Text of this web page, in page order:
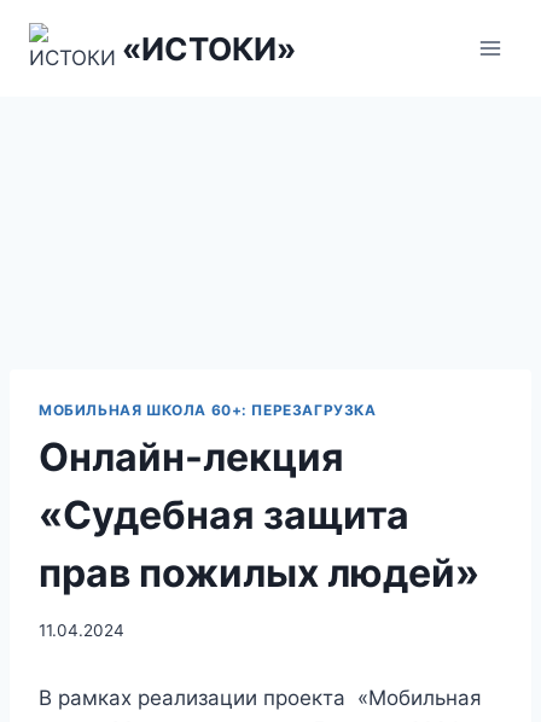
«ИСТОКИ»
МОБИЛЬНАЯ ШКОЛА 60+: ПЕРЕЗАГРУЗКА
Онлайн-лекция
«Судебная защита
прав пожилых людей»
11.04.2024
В рамках реализации проекта «Мобильная